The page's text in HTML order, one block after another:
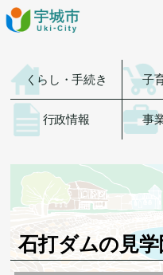
くらし・手続き 子
行政情報 事
石打ダムの見